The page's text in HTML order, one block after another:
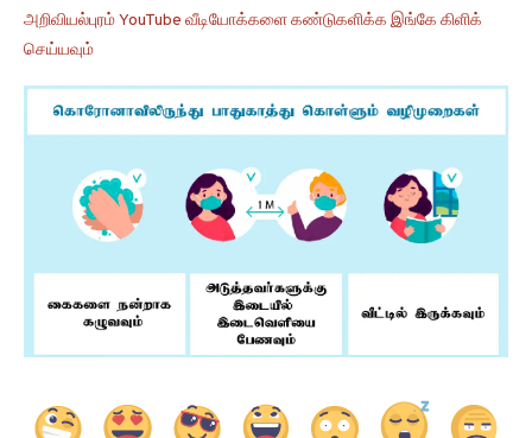
அறிவியல்புரம் YouTube வீடியோக்களை கண்டுகளிக்க இங்கே கிளிக்
செய்யவும்